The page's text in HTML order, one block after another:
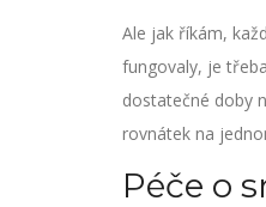
Ale jak říkám,
fungovaly, je
dostatečné doby
rovnátek na
Péče o